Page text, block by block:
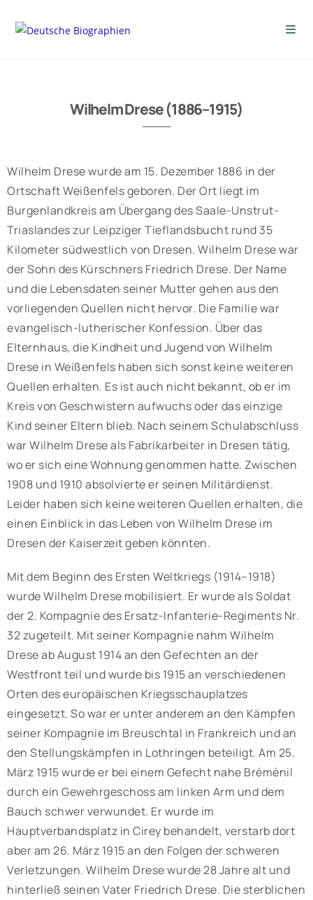
Wilhelm Drese (1886–1915)
Wilhelm Drese wurde am 15. Dezember 1886 in der
Ortschaft Weißenfels geboren. Der Ort liegt im
Burgenlandkreis am Übergang des Saale-Unstrut-
Triaslandes zur Leipziger Tieflandsbucht rund 35
Kilometer südwestlich von Dresen. Wilhelm Drese war
der Sohn des Kürschners Friedrich Drese. Der Name
und die Lebensdaten seiner Mutter gehen aus den
vorliegenden Quellen nicht hervor. Die Familie war
evangelisch-lutherischer Konfession. Über das
Elternhaus, die Kindheit und Jugend von Wilhelm
Drese in Weißenfels haben sich sonst keine weiteren
Quellen erhalten. Es ist auch nicht bekannt, ob er im
Kreis von Geschwistern aufwuchs oder das einzige
Kind seiner Eltern blieb. Nach seinem Schulabschluss
war Wilhelm Drese als Fabrikarbeiter in Dresen tätig,
wo er sich eine Wohnung genommen hatte. Zwischen
1908 und 1910 absolvierte er seinen Militärdienst.
Leider haben sich keine weiteren Quellen erhalten, die
einen Einblick in das Leben von Wilhelm Drese im
Dresen der Kaiserzeit geben könnten.
Mit dem Beginn des Ersten Weltkriegs (1914–1918)
wurde Wilhelm Drese mobilisiert. Er wurde als Soldat
der 2. Kompagnie des Ersatz-Infanterie-Regiments Nr.
32 zugeteilt. Mit seiner Kompagnie nahm Wilhelm
Drese ab August 1914 an den Gefechten an der
Westfront teil und wurde bis 1915 an verschiedenen
Orten des europäischen Kriegsschauplatzes
eingesetzt. So war er unter anderem an den Kämpfen
seiner Kompagnie im Breuschtal in Frankreich und an
den Stellungskämpfen in Lothringen beteiligt. Am 25.
März 1915 wurde er bei einem Gefecht nahe Bréménil
durch ein Gewehrgeschoss am linken Arm und dem
Bauch schwer verwundet. Er wurde im
Hauptverbandsplatz in Cirey behandelt, verstarb dort
aber am 26. März 1915 an den Folgen der schweren
Verletzungen. Wilhelm Drese wurde 28 Jahre alt und
hinterließ seinen Vater Friedrich Drese. Die sterblichen